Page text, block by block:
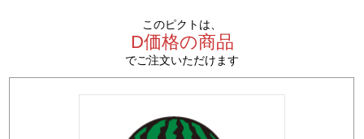
このピクトは、
D価格の商品
でご注文いただけます